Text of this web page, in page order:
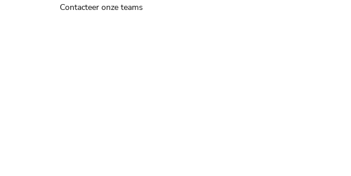
Contacteer onze teams